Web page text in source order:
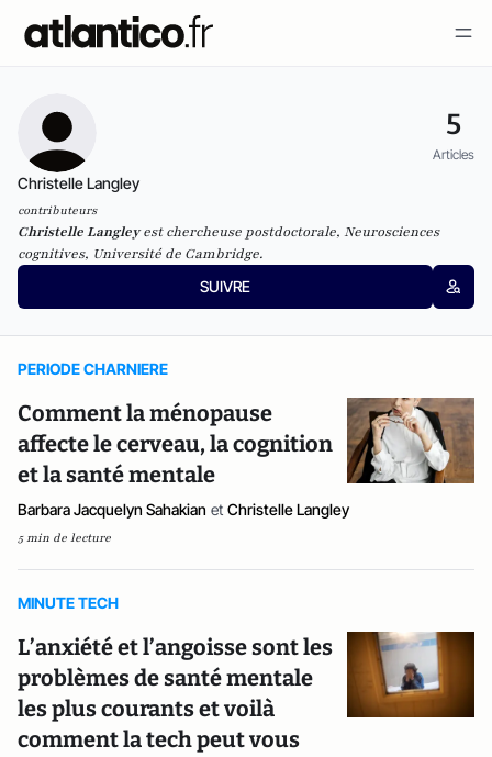
5
Articles
Christelle Langley
contributeurs
Christelle Langleyest chercheuse postdoctorale, Neurosciences
cognitives, Université de Cambridge.
SUIVRE
PERIODE CHARNIERE
Comment la ménopause
affecte le cerveau, la cognition
et la santé mentale
Barbara Jacquelyn Sahakian et Christelle Langley
5 min de lecture
MINUTE TECH
L’anxiété et l’angoisse sont les
problèmes de santé mentale
les plus courants et voilà
comment la tech peut vous